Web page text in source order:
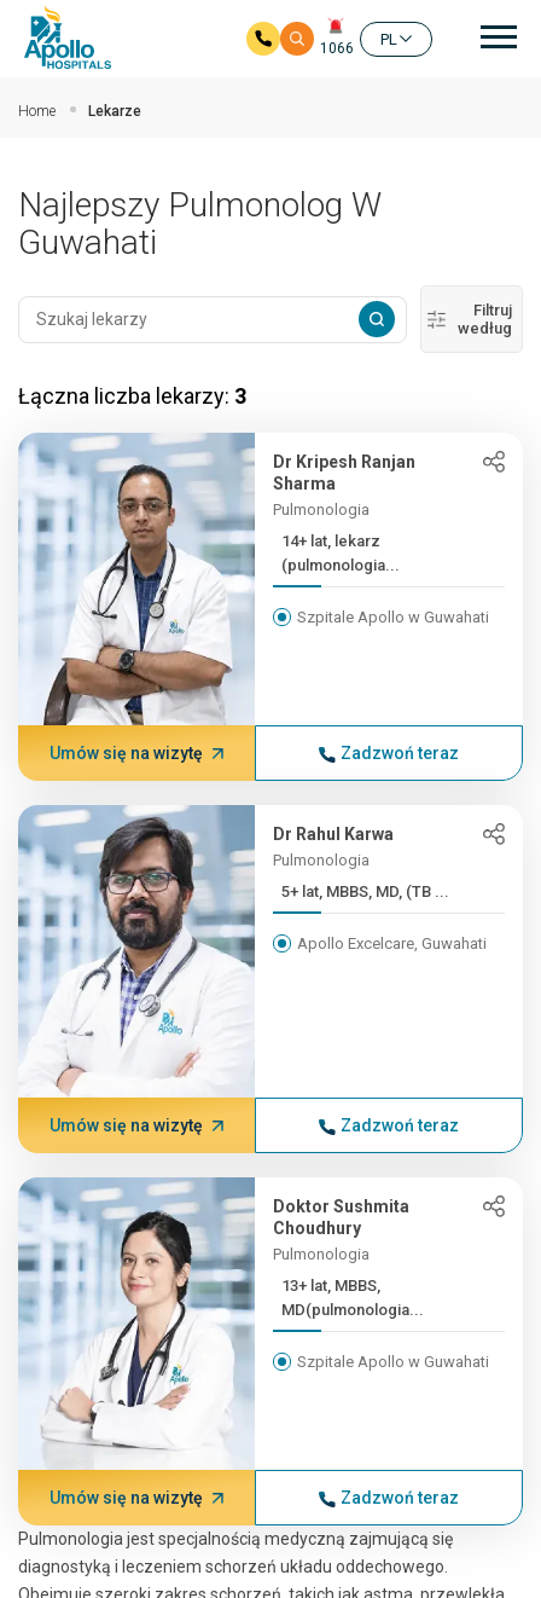
1066
PL
Home Lekarze
Najlepszy Pulmonolog W
Guwahati
Filtruj
według
Łączna liczba lekarzy: 3
Dr Kripesh Ranjan
Sharma
Pulmonologia
14+ lat, lekarz
(pulmonologia...
Szpitale Apollo w Guwahati
Umów się na wizytę Zadzwoń teraz
Dr Rahul Karwa
Pulmonologia
5+ lat, MBBS, MD, (TB ...
Apollo Excelcare, Guwahati
Umów się na wizytę Zadzwoń teraz
Doktor Sushmita
Choudhury
Pulmonologia
13+ lat, MBBS,
MD(pulmonologia...
Szpitale Apollo w Guwahati
Umów się na wizytę Zadzwoń teraz
Pulmonologia jest specjalnością medyczną zajmującą się
diagnostyką i leczeniem schorzeń układu oddechowego.